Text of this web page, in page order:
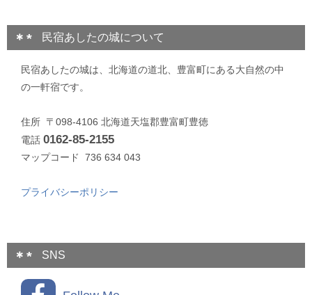
民宿あしたの城について
民宿あしたの城は、北海道の道北、豊富町にある大自然の中
の一軒宿です。
住所 〒098-4106 北海道天塩郡豊富町豊徳
電話 0162-85-2155
マップコード 736 634 043
プライバシーポリシー
SNS